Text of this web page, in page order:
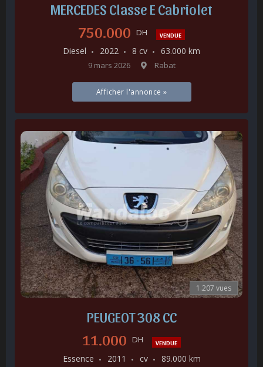
MERCEDES Classe E Cabriolet
750.000 DH VENDUE
Diesel 2022 8 cv 63.000 km
9 mars 2026 Rabat
Afficher l'annonce »
1.207 vues
PEUGEOT 308 CC
11.000 DH VENDUE
Essence 2011 cv 89.000 km